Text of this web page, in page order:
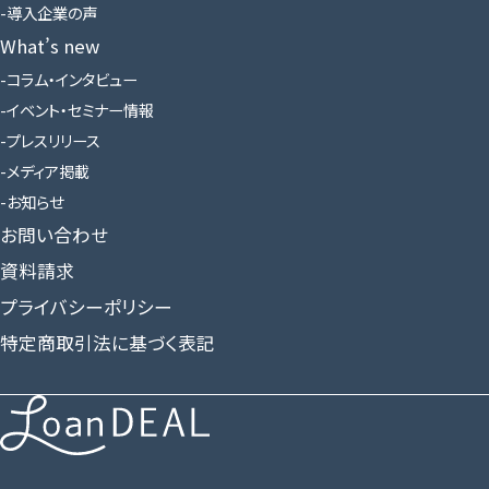
導入企業の声
What’s new
コラム・インタビュー
イベント・セミナー情報
プレスリリース
メディア掲載
お知らせ
お問い合わせ
資料請求
プライバシーポリシー
特定商取引法に基づく表記